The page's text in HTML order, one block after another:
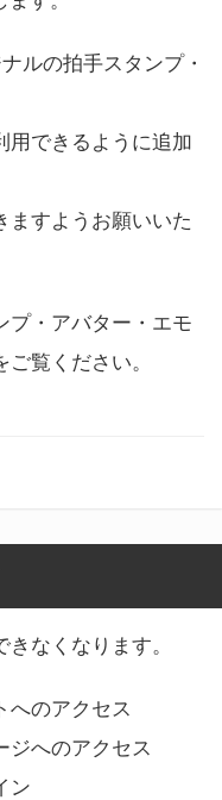
ルの拍手スタンプ・
用できるように追加
ますようお願いいた
プ・アバター・エモ
ご覧ください。
なくなります。
へのアクセス
ジへのアクセス
ン